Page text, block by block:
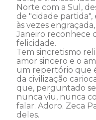
Norte com a Sul,
de "cidade
às vezes
Janeiro reconhece
felicidade.
Tem sincretismo
amor sincero e o
um repertório que
da civilização
que, perguntado
nunca viu, nunca
falar. Adoro. Zeca
deles.